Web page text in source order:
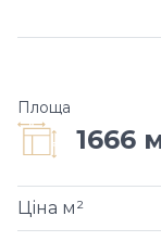
Площа
1666
Ціна м²